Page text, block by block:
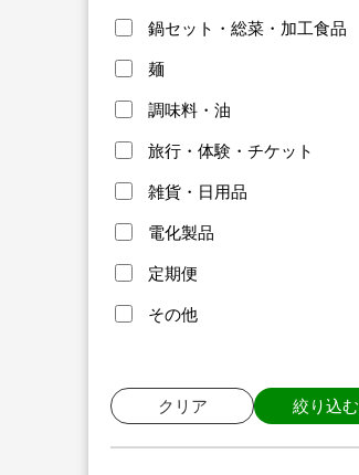
鍋セット・総菜・加工食品
麺
調味料・油
旅行・体験・チケット
雑貨・日用品
電化製品
定期便
その他
クリア 絞り込む